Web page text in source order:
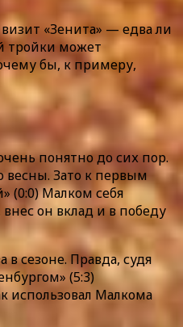
«Зенита» — едва ли
тройки может
бы, к примеру,
понятно до сих пор.
весны. Зато к первым
(0:0) Малком себя
он вклад и в победу
сезоне. Правда, судя
(5:3)
использовал Малкома